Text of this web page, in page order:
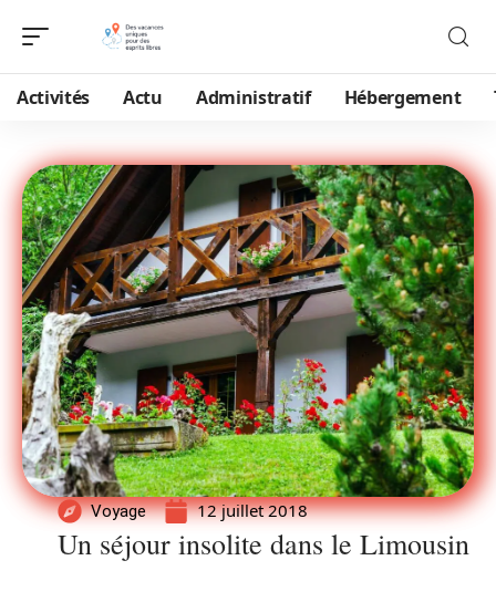
Activités Actu Administratif Hébergement
Voyage 12 juillet 2018
Un séjour insolite dans le Limousin